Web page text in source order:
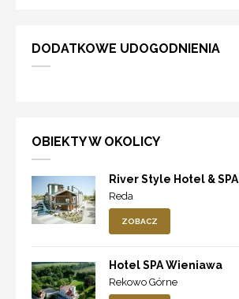
DODATKOWE UDOGODNIENIA
OBIEKTY W OKOLICY
River Style Hotel & SPA
Reda
ZOBACZ
Hotel SPA Wieniawa
Rekowo Górne